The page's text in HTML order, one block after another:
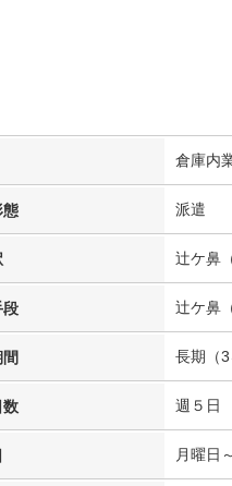
倉庫内
態 派遣
辻ケ鼻
段 辻ケ鼻
長期（3
数 週５日
月曜日